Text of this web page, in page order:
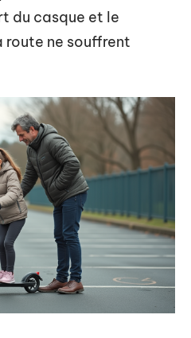
du casque et le
route ne souffrent